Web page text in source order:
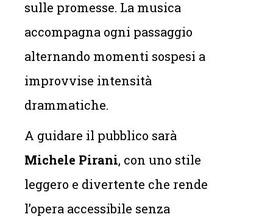
sulle promesse. La musica
accompagna ogni passaggio
alternando momenti sospesi a
improvvise intensità
drammatiche.
A guidare il pubblico sarà
Michele Pirani, con uno stile
leggero e divertente che rende
l’opera accessibile senza